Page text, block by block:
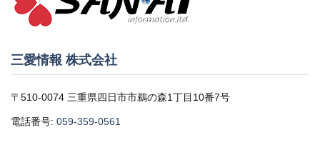
三愛情報 株式会社
〒510-0074 三重県四日市市鵜の森1丁目10番7号
電話番号: 059-359-0561